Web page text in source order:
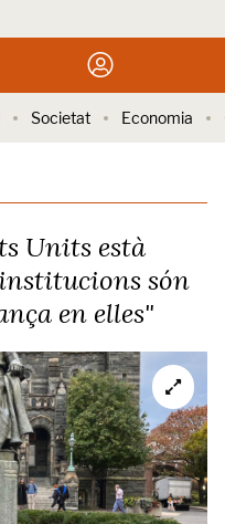
Societat Economia
Units està
són
en elles"